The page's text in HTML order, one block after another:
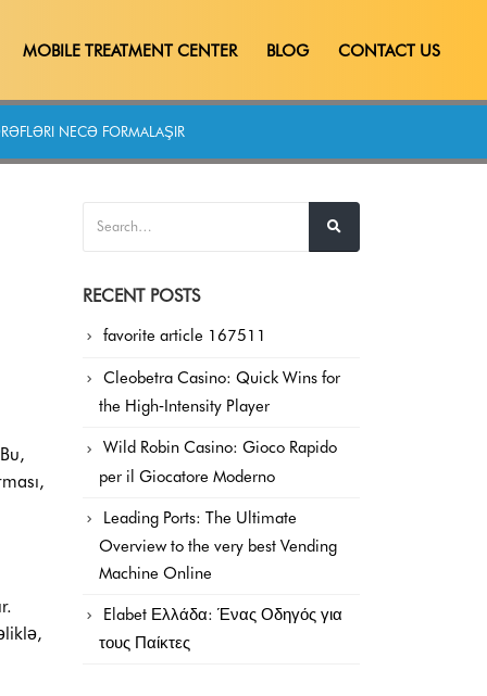
MOBILE TREATMENT CENTER BLOG CONTACT US
NECƏ FORMALAŞIR
RECENT POSTS
favorite article 167511
Cleobetra Casino: Quick Wins for
the High‑Intensity Player
Wild Robin Casino: Gioco Rapido
per il Giocatore Moderno
Leading Ports: The Ultimate
Overview to the very best Vending
Machine Online
Elabet Ελλάδα: Ένας Οδηγός για
τους Παίκτες